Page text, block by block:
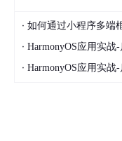
· 如何通过小程序多端框架，让一个小程序
· HarmonyOS应用实战-启示散页
· HarmonyOS应用实战-启示散页-